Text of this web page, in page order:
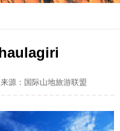
来源：国际山地旅游联盟